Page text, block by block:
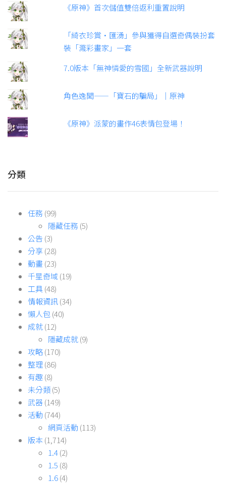
《原神》首次儲值雙倍返利重置說明
「綺衣珍賞·匯湧」參與獲得自選奇偶裝扮套
裝「濺彩畫家」一套
7.0版本「無神憐愛的雪國」全新武器說明
角色逸聞——「寶石的騙局」｜原神
《原神》派蒙的畫作46表情包登場！
分類
任務 (99)
隱藏任務 (5)
公告 (3)
分享(28)
動畫(23)
千星奇域 (19)
工具(48)
情報資訊(34)
懶人包(40)
成就(12)
隱藏成就(9)
攻略(170)
整理(86)
有趣(8)
未分類(5)
武器(149)
活動 (744)
網頁活動 (113)
版本 (1,714)
1.4(2)
1.5 (8)
1.6(4)